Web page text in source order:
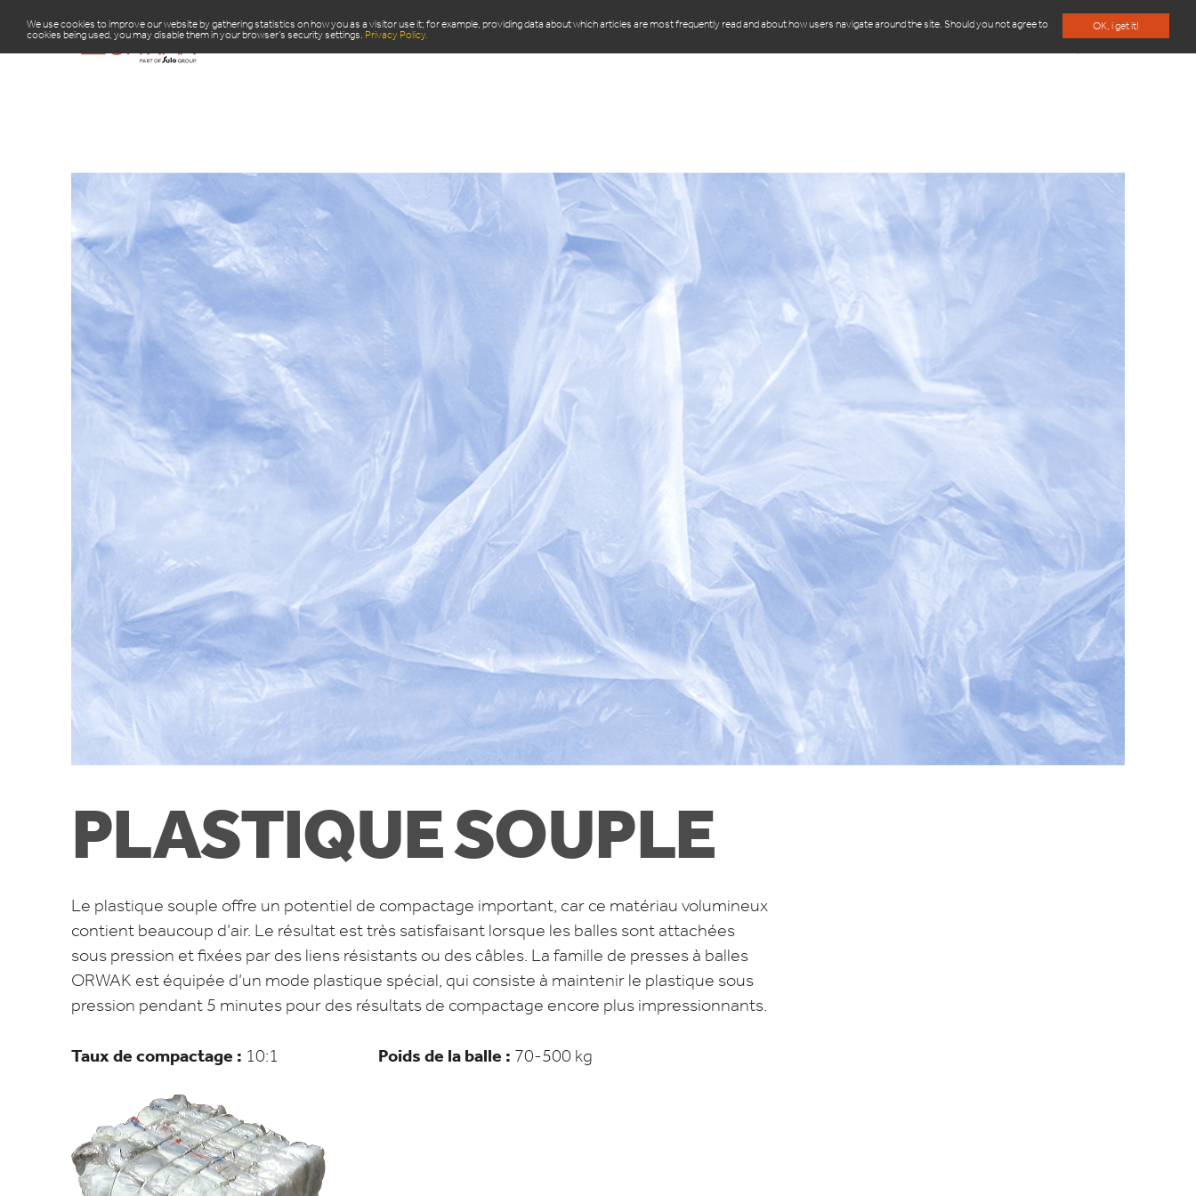
OK, i get it!
We use cookies to improve our website by gathering statistics on how you as a visitor use it; for example, providing data about which articles are most frequently read and about how users navigate around the site. Should you not agree to
cookies being used, you may disable them in your browser’s security settings. Privacy Policy.
PRODUITS
PLASTIQUE SOUPLE
Le plastique souple offre un potentiel de compactage important, car ce matériau volumineux
contient beaucoup d’air. Le résultat est très satisfaisant lorsque les balles sont attachées
sous pression et fixées par des liens résistants ou des câbles. La famille de presses à balles
ORWAK est équipée d’un mode plastique spécial, qui consiste à maintenir le plastique sous
pression pendant 5 minutes pour des résultats de compactage encore plus impressionnants.
Taux de compactage : 10:1 Poids de la balle : 70-500 kg